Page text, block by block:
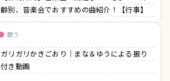
齢別、音楽会でおすすめの曲紹介！【行事】
歌う
ガリガリかきごおり｜まな＆ゆうによる振り
付き動画